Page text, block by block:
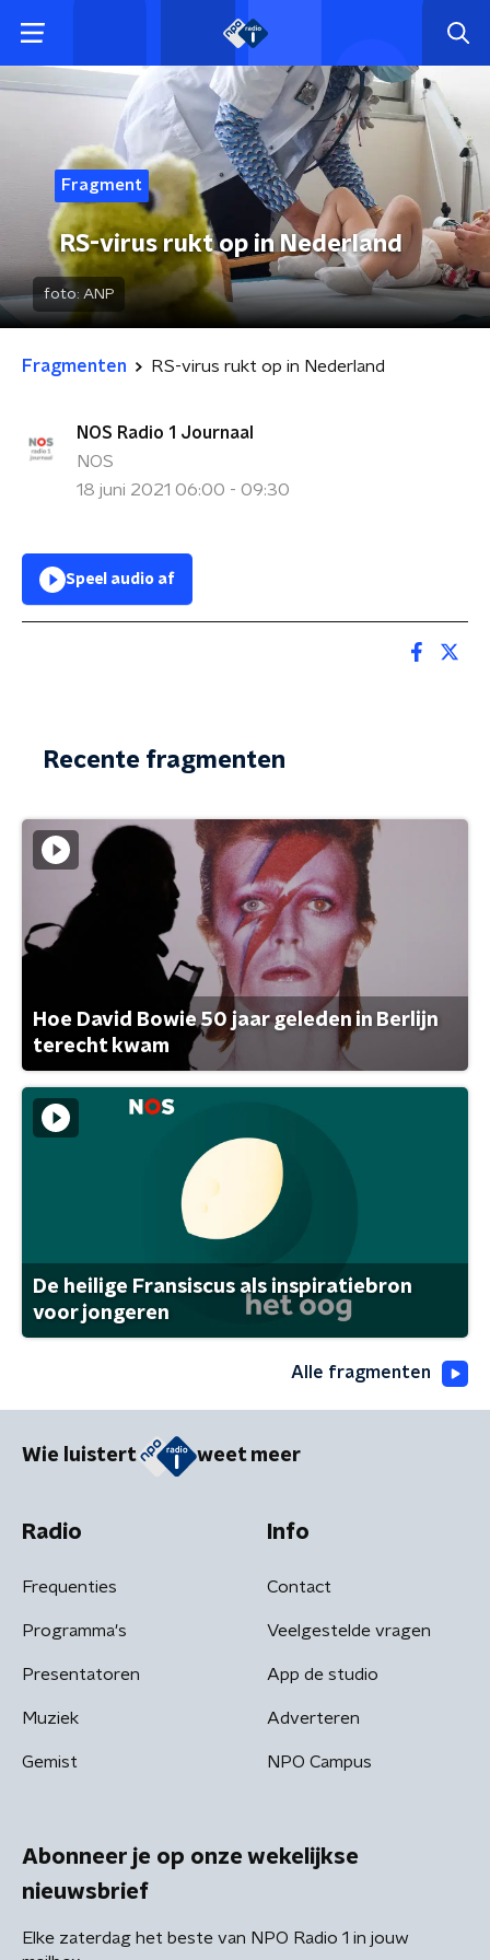
Fragment
RS-virus rukt op in Nederland
foto: ANP
Fragmenten RS-virus rukt op in Nederland
NOS Radio 1 Journaal
NOS
18 juni 2021 06:00 - 09:30
Speel audio af
Recente fragmenten
Hoe David Bowie 50 jaar geleden in Berlijn
terecht kwam
De heilige Fransiscus als inspiratiebron
voor jongeren
Alle fragmenten
Wie luistert weet meer
Radio
Frequenties
Programma's
Presentatoren
Muziek
Gemist
Info
Contact
Veelgestelde vragen
App de studio
Adverteren
NPO Campus
Abonneer je op onze wekelijkse
nieuwsbrief
Elke zaterdag het beste van NPO Radio 1 in jouw